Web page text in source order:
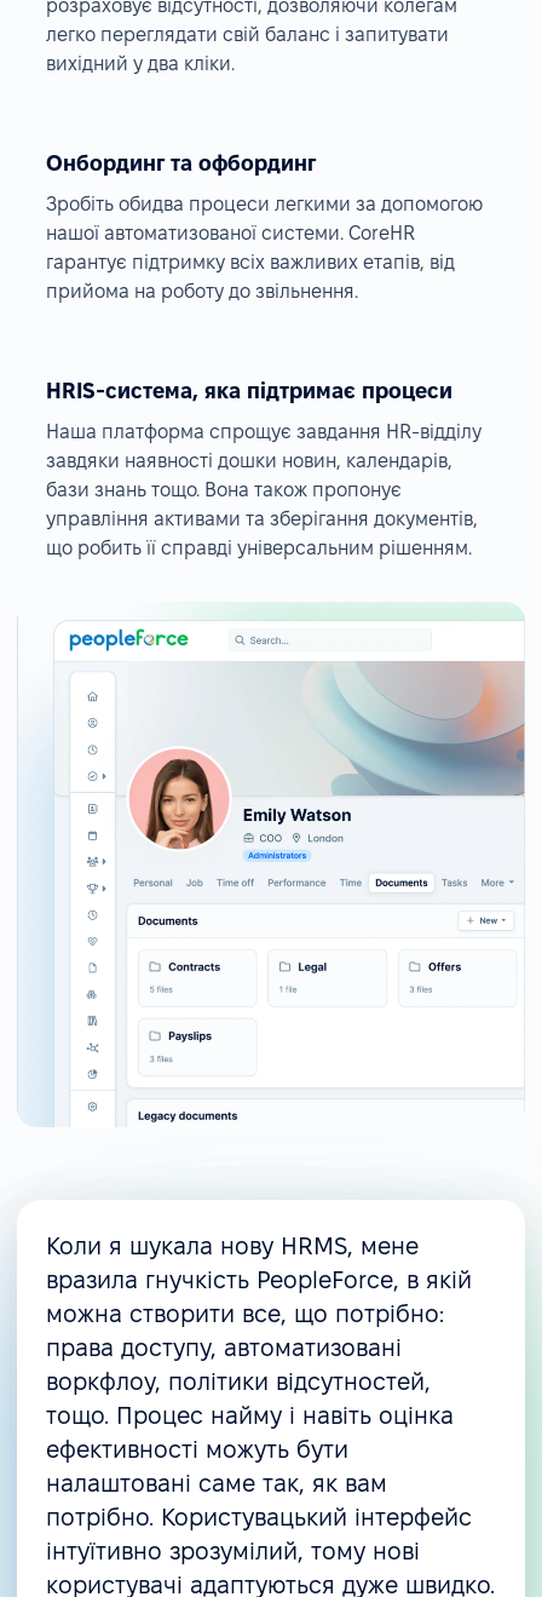
розраховує відсутності, дозволяючи колегам
легко переглядати свій баланс і запитувати
вихідний у два кліки.
Онбординг та офбординг
Зробіть обидва процеси легкими за допомогою
нашої автоматизованої системи. CoreHR
гарантує підтримку всіх важливих етапів, від
прийома на роботу до звільнення.
HRIS-система, яка підтримає процеси
Наша платформа спрощує завдання HR-відділу
завдяки наявності дошки новин, календарів,
бази знань тощо. Вона також пропонує
управління активами та зберігання документів,
що робить її справді універсальним рішенням.
Коли я шукала нову HRMS, мене
вразила гнучкість PeopleForce, в якій
можна створити все, що потрібно:
права доступу, автоматизовані
воркфлоу, політики відсутностей,
тощо. Процес найму і навіть оцінка
ефективності можуть бути
налаштовані саме так, як вам
потрібно. Користувацький інтерфейс
інтуїтивно зрозумілий, тому нові
користувачі адаптуються дуже швидко.